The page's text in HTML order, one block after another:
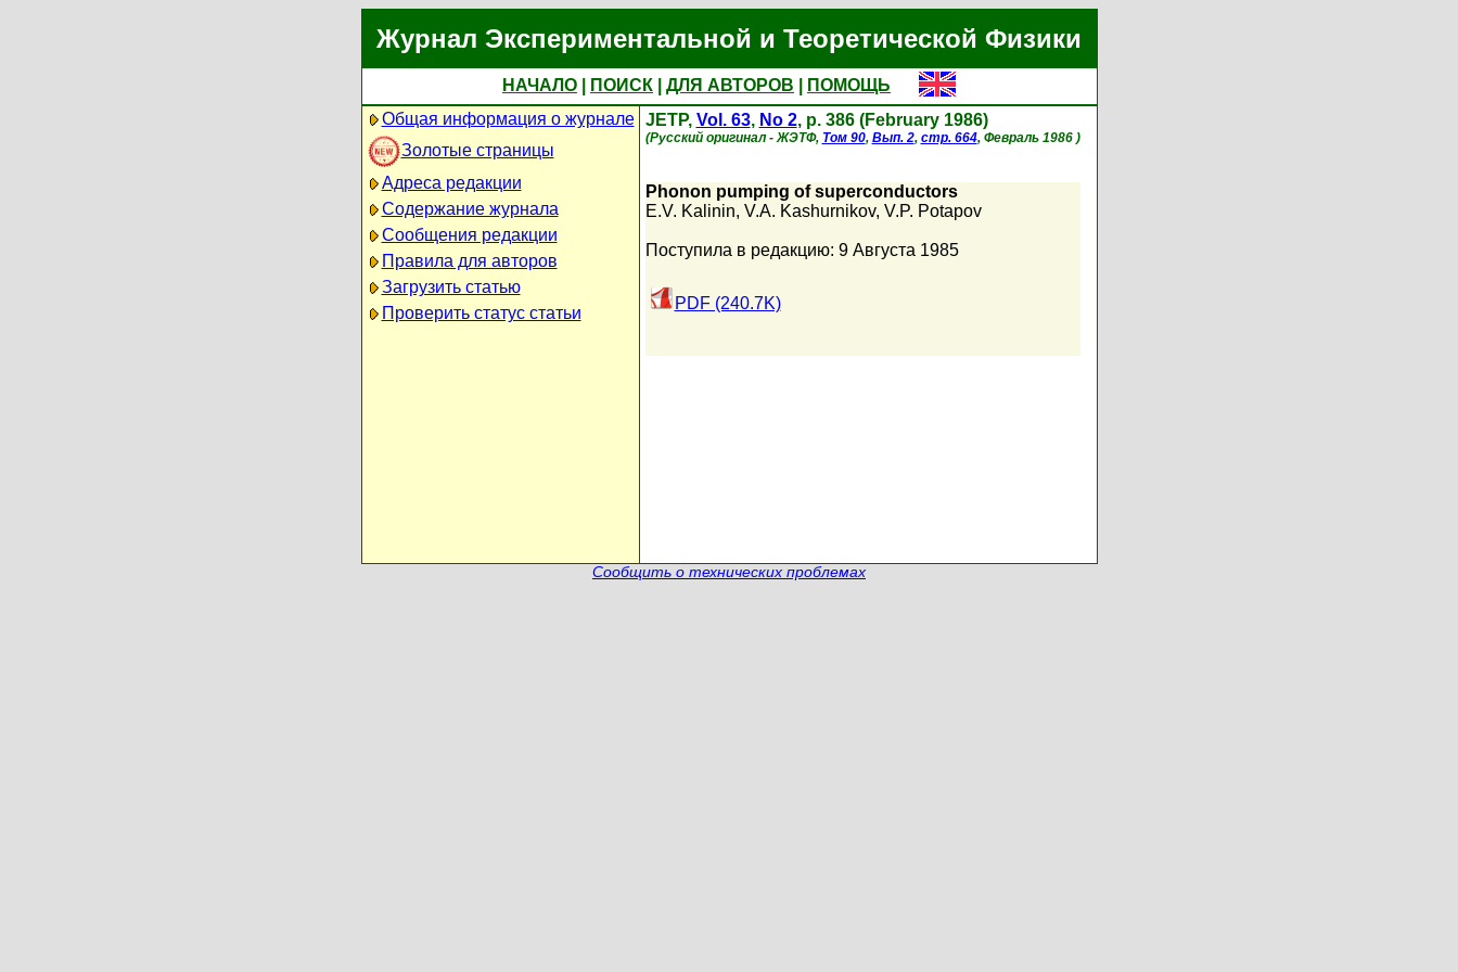
Журнал Экспериментальной и Теоретической Физики
НАЧАЛО ПОИСК ДЛЯ АВТОРОВ
ПОМОЩЬ
Общая информация о журнале
Золотые страницы
Адреса редакции
Содержание журнала
Сообщения редакции
Правила для авторов
Загрузить статью
Проверить статус статьи
JETP, Vol. 63, No 2, p. 386 (February 1986)
(Русский оригинал - ЖЭТФ, Том 90, Вып. 2, стр. 664, Февраль 1986 )
Phonon pumping of superconductors
E.V. Kalinin, V.A. Kashurnikov, V.P. Potapov
Поступила в редакцию: 9 Августа 1985
PDF (240.7K)
Сообщить о технических проблемах